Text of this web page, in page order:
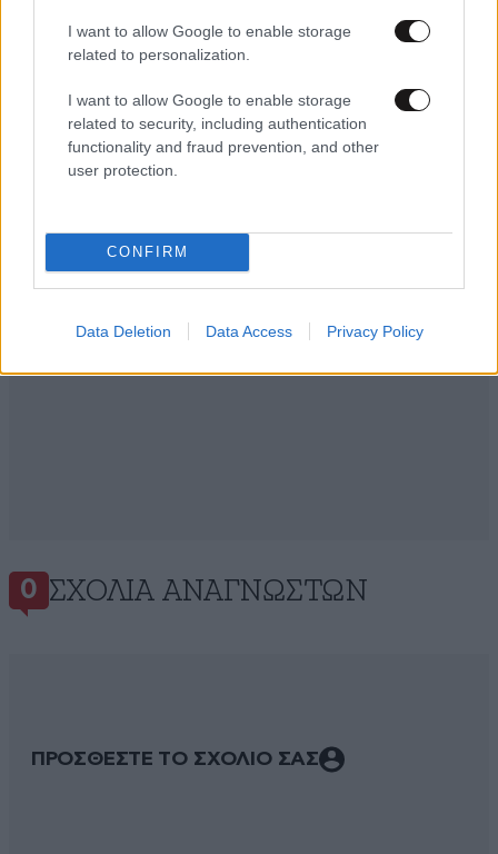
I want to allow Google to enable storage
related to personalization.
I want to allow Google to enable storage
related to security, including authentication
functionality and fraud prevention, and other
user protection.
CONFIRM
Data Deletion Data Access Privacy Policy
Ακολουθήστε το NEWSBEASTστο Google News
και μάθετε πρώτοι όλες τις ειδήσεις
0 ΣΧΌΛΙΑ ΑΝΑΓΝΩΣΤΏΝ
ΠΡΟΣΘΕΣΤΕ ΤΟ ΣΧΟΛΙΟ ΣΑΣ